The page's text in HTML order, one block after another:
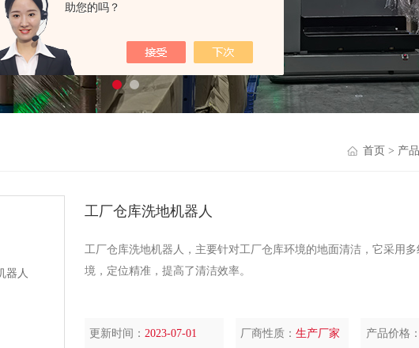
助您的吗？
首页 > 产
工厂仓库洗地机器人
工厂仓库洗地机器人，主要针对工厂仓库环境的地面清洁，它采用
境，定位精准，提高了清洁效率。
更新时间：2023-07-01 厂商性质：生产厂家 产品价格：